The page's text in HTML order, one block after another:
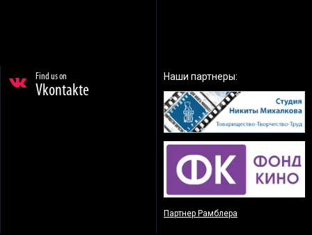
Find us on
Vkontakte
Наши партнеры:
Партнер Рамблера